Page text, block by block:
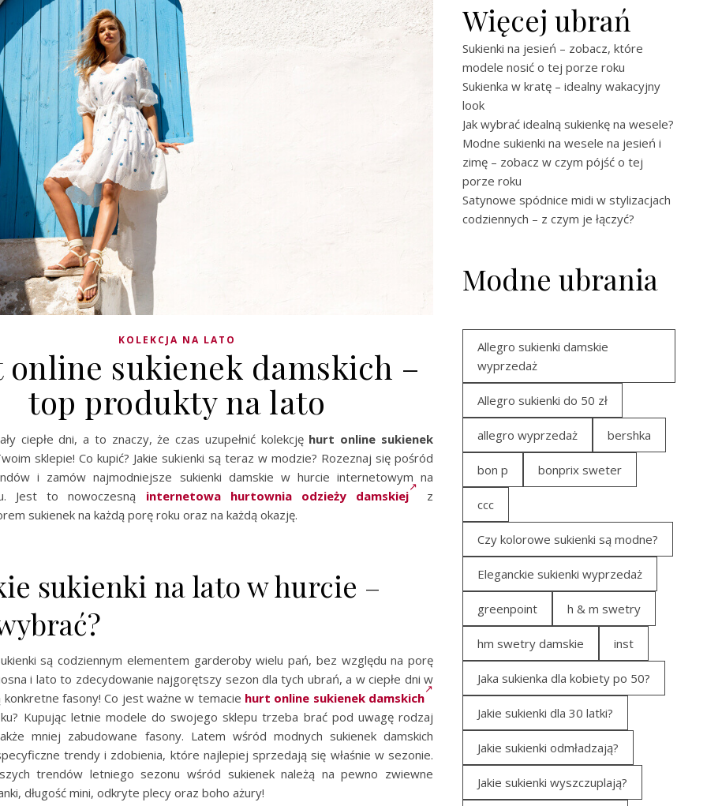
KOLEKCJA NA LATO
sukienek damskich –
top produkty na lato
ciepłe dni, a to znaczy, że czas uzupełnić kolekcję hurt online sukienek
sklepie! Co kupić? Jakie sukienki są teraz w modzie? Rozeznaj się pośród
i zamów najmodniejsze sukienki damskie w hurcie internetowym na
Jest to nowoczesną internetowa hurtownia odzieży damskiej
z
sukienek na każdą porę roku oraz na każdą okazję.
sukienki na lato w hurcie –
są codziennym elementem garderoby wielu pań, bez względu na porę
i lato to zdecydowanie najgorętszy sezon dla tych ubrań, a w ciepłe dni w
fasony! Co jest ważne w temacie hurt online sukienek damskich
Kupując letnie modele do swojego sklepu trzeba brać pod uwagę rodzaj
mniej zabudowane fasony. Latem wśród modnych sukienek damskich
trendy i zdobienia, które najlepiej sprzedają się właśnie w sezonie.
trendów letniego sezonu wśród sukienek należą na pewno zwiewne
długość mini, odkryte plecy oraz boho ażury!
Więcej ubrań
Sukienki na jesień – zobacz, które
modele nosić o tej porze roku
Sukienka w kratę – idealny wakacyjny
look
Jak wybrać idealną sukienkę na wesele?
Modne sukienki na wesele na jesień i
zimę – zobacz w czym pójść o tej
porze roku
Satynowe spódnice midi w stylizacjach
codziennych – z czym je łączyć?
Modne ubrania
Allegro sukienki damskie
wyprzedaż
Allegro sukienki do 50 zł
allegro wyprzedaż bershka
bon p bonprix sweter
ccc
Czy kolorowe sukienki są modne?
Eleganckie sukienki wyprzedaż
greenpoint h & m swetry
hm swetry damskie inst
Jaka sukienka dla kobiety po 50?
Jakie sukienki dla 30 latki?
Jakie sukienki odmładzają?
Jakie sukienki wyszczuplają?